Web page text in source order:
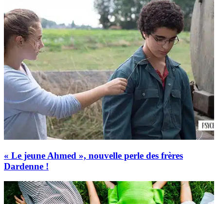
« Le jeune Ahmed », nouvelle perle des frères
Dardenne !